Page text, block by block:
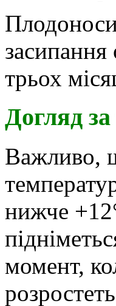
трьох
Догляд
Важливо,
нижче
момент,